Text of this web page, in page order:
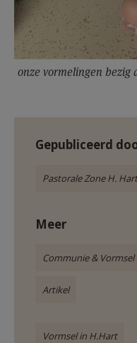
onze vormelingen
Gepubliceerd
Pastorale Zone H.
Meer
Communie & Vormsel
Artikel
Vormsel in H.Hart